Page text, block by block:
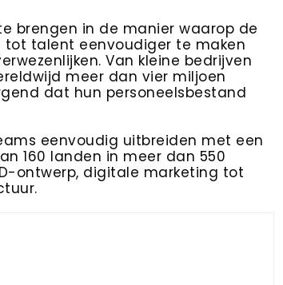
brengen in de manier waarop de
talent eenvoudiger te maken
Van kleine bedrijven
meer dan vier miljoen
dat hun personeelsbestand
eenvoudig uitbreiden met een
160 landen in meer dan 550
ontwerp, digitale marketing tot